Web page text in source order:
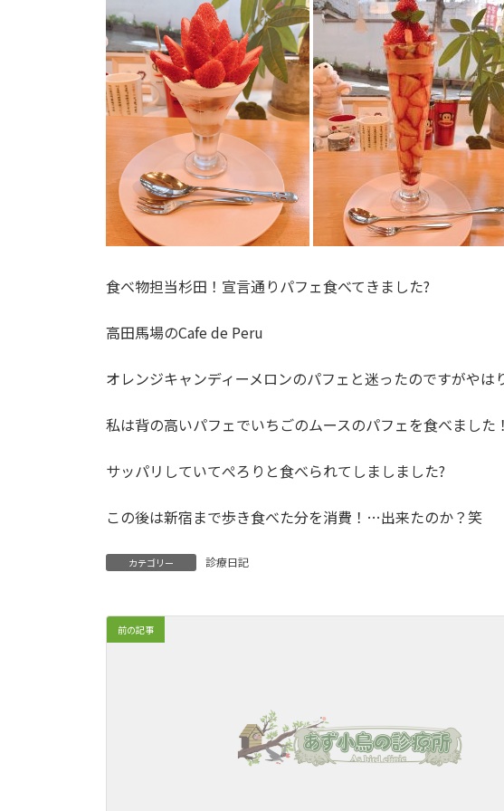
食べ物担当杉田！宣言通りパフェ食べてきました?
高田馬場のCafe de Peru
オレンジキャンディーメロンのパフェと迷ったのですがやは
私は背の高いパフェでいちごのムースのパフェを食べまし
サッパリしていてぺろりと食べられてしましました?
この後は新宿まで歩き食べた分を消費！…出来たのか？笑
カテゴリー 診療日記
前の記事